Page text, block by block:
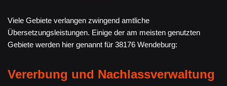
Viele Gebiete verlangen zwingend amtliche
Übersetzungsleistungen. Einige der am meisten genutzten
Gebiete werden hier genannt für 38176 Wendeburg:
Vererbung und Nachlassverwaltung